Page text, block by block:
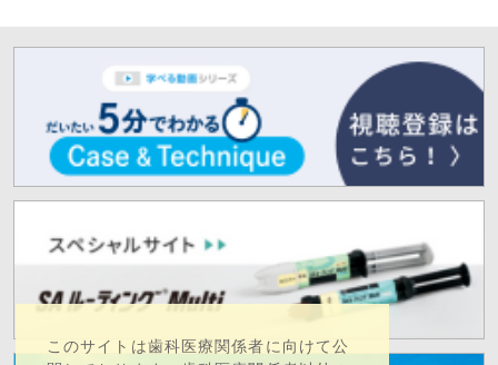
このサイトは歯科医療関係者に向けて公